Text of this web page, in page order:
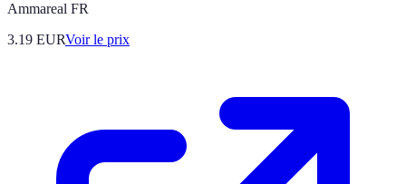
Ammareal FR
3.19 EURVoir le prix